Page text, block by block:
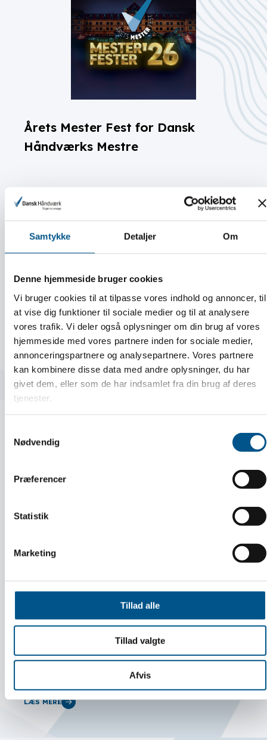
Samtykke Detaljer Om
Denne hjemmeside bruger cookies
Vi bruger cookies til at tilpasse vores indhold og annoncer, til
at vise dig funktioner til sociale medier og til at analysere
vores trafik. Vi deler også oplysninger om din brug af vores
hjemmeside med vores partnere inden for sociale medier,
annonceringspartnere og analysepartnere. Vores partnere
kan kombinere disse data med andre oplysninger, du har
givet dem, eller som de har indsamlet fra din brug af deres
tjenester.
Nødvendig
Præferencer
Statistik
Marketing
Tillad alle
Tillad valgte
Afvis
Årets Mester Fest for Dansk
Håndværks Mestre
Guide:
Sådan ansætter du din første medarbejder
LÆS MERE
Få nyheder og information hver 14.
dag
Alle kan tilmelde sig nyhedsbrevet.
LÆS MERE